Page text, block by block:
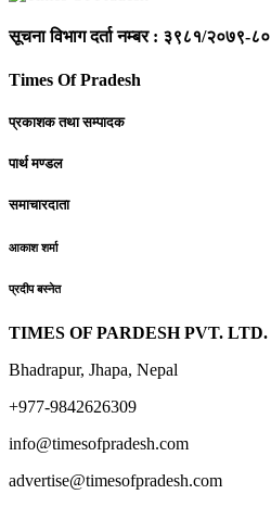
सूचना विभाग दर्ता नम्बर : ३९८१/२०७९-८०
Times Of Pradesh
प्रकाशक तथा सम्पादक
पार्थ मण्डल
समाचारदाता
आकाश शर्मा
प्रदीप बस्नेत
TIMES OF PARDESH PVT. LTD.
Bhadrapur, Jhapa, Nepal
+977-9842626309
info@timesofpradesh.com
advertise@timesofpradesh.com